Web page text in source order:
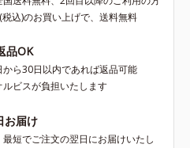
込)のお買い上げで、送料無料
品OK
ら30日以内であれば返品可能
ビスが負担いたします
お届け
短でご注文の翌日にお届けいたし